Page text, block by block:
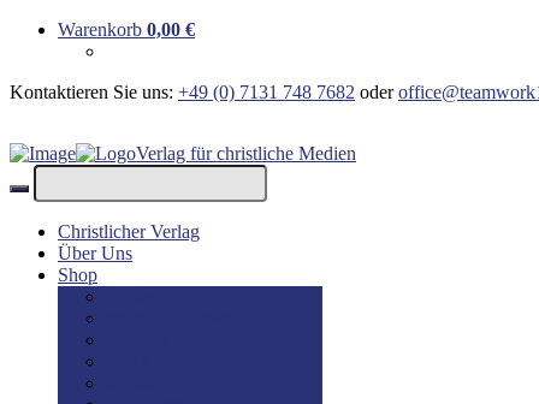
Warenkorb 0,00 €
Kontaktieren Sie uns: +49 (0) 7131 748 7682 oder
Verlag für christliche Medien
Christlicher Verlag
Über Uns
Shop